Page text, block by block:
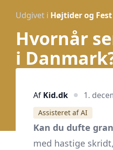
Udgivet i Højtider og Fest
Hvornår
i
Af Kid.dk 1.
Assisteret af AI
Kan du dufte
med hastige